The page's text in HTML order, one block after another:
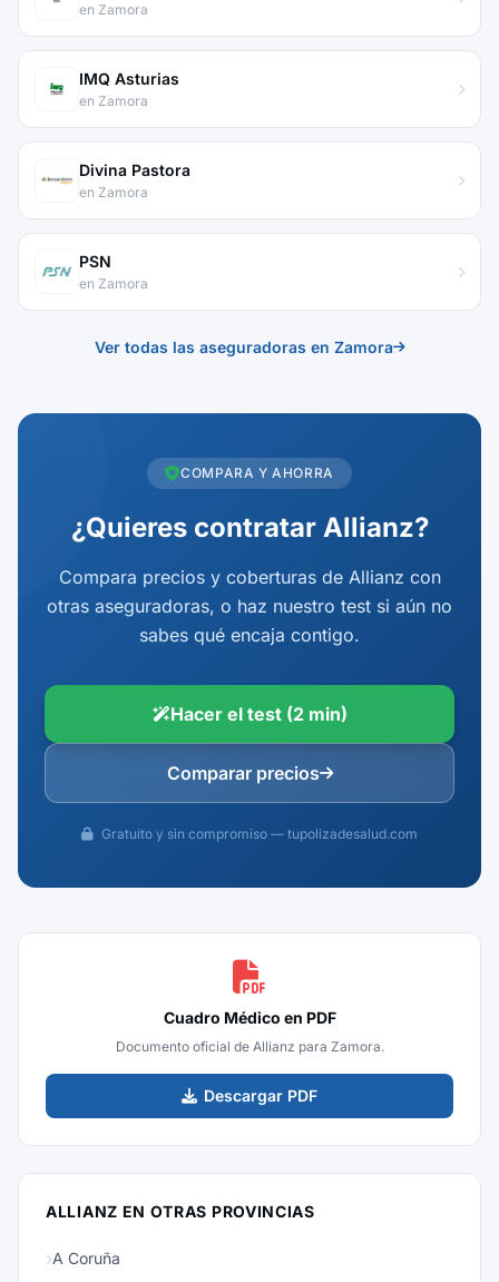
en Zamora
IMQ Asturias
en Zamora
Divina Pastora
en Zamora
PSN
en Zamora
Ver todas las aseguradoras en Zamora
COMPARA Y AHORRA
¿Quieres contratar Allianz?
Compara precios y coberturas de Allianz con
otras aseguradoras, o haz nuestro test si aún no
sabes qué encaja contigo.
Hacer el test (2 min)
Comparar precios
Gratuito y sin compromiso — tupolizadesalud.com
Cuadro Médico en PDF
Documento oficial de Allianz para Zamora.
Descargar PDF
ALLIANZ EN OTRAS PROVINCIAS
A Coruña